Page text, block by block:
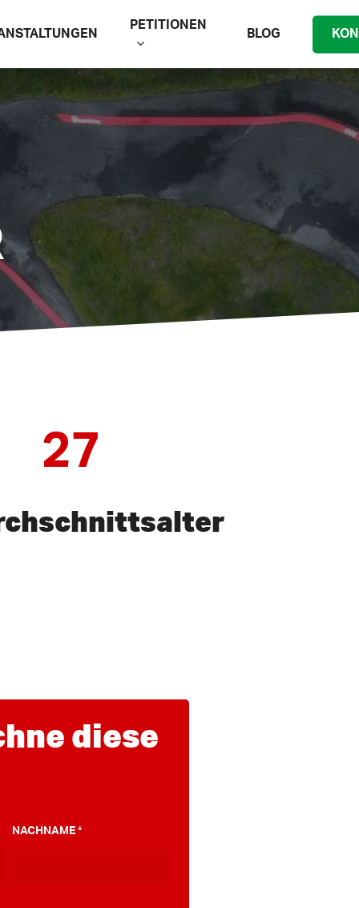
PETITIONEN
BLOG
27
diese
NACHNAME *